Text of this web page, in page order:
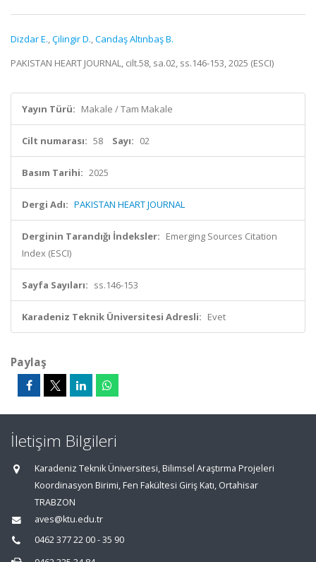
Dizdar E.,Çilingir D.,Candaş Altınbaş B.
PAKISTAN HEART JOURNAL, cilt.58, sa.02, ss.146-153, 2025 (ESCI)
Yayın Türü: Makale / Tam Makale
Cilt numarası: 58 Sayı: 02
Basım Tarihi: 2025
Dergi Adı: PAKISTAN HEART JOURNAL
Derginin Tarandığı İndeksler: Emerging Sources Citation
Index (ESCI)
Sayfa Sayıları: ss.146-153
Karadeniz Teknik Üniversitesi Adresli: Evet
Paylaş
İletişim Bilgileri
Karadeniz Teknik Üniversitesi, Bilimsel Araştırma Projeleri
Koordinasyon Birimi, Fen Fakültesi Giriş Katı, Ortahisar
TRABZON
aves@ktu.edu.tr
0462 377 22 00 - 35 90